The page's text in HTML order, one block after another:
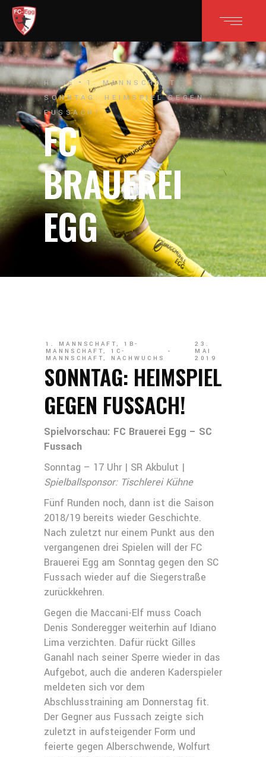
HOME
1. MANNSCHAFT
SONNTAG: HEIMSPIEL GEGEN
FUSSACH!
FC
BRAUEREI
EGG
1. MANNSCHAFT, 1B-
MANNSCHAFT, 1C-
MANNSCHAFT, NACHWUCHS
23.
MAI
2019
SONNTAG: HEIMSPIEL
GEGEN FUSSACH!
Spielvorschau: FC Brauerei Egg – SC
Fussach
Sonntag – 17 Uhr | SR Akbulut |
Spielballsponsor: Tischlerei Kühne
Fünf Runden noch, dann ist die Saison
2018/19 bereits wieder Geschichte.
Nach zuletzt nur einem Punkt aus den
vergangenen drei Spielen will der FC
Brauerei Egg am Sonntag gegen den SC
Fussach wieder auf die Siegerstraße
zurückkehren.
Gegen die Maccani-Elf muss Coach
Denis Sonderegger weiterhin auf Idiano
Lima verzichten. Dafür rückt Gilles
Ganahl nach seiner Sperre wieder in das
Aufgebot, auch die anderen Kaderspieler
meldeten sich vor dem
Abschlusstraining am Donnerstag fit.
Der Gegner aus Fussach zeigte sich
zuletzt in aufsteigender Form und
feierte gegen Alberschwende, Wolfurt